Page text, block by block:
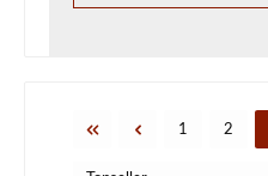
Seite
1 Seite
2